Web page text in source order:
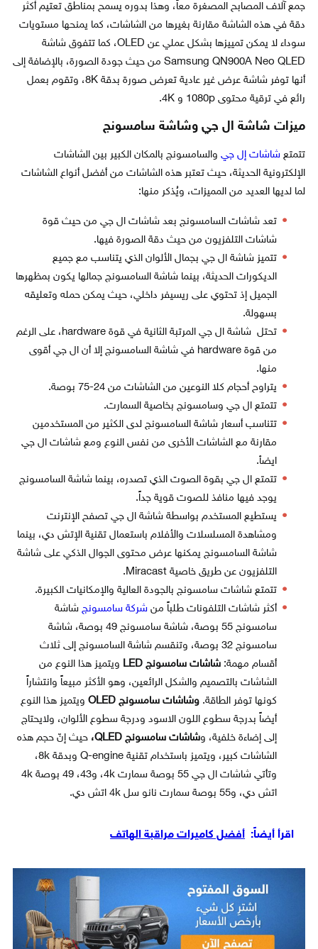
جمع آلاف المصابح المصغرة معاً، وهذا بدوره يسمح بمناطق تعتيم أكثر
دقة في هذه الشاشة مقارنة بغيرها من الشاشات، كما يمنحها مستويات
سوداء لا يمكن تمييزها بشكل عملي عن OLED، كما تتفوق شاشة
Samsung QN900A Neo QLED من حيث جودة الصورة، بالإضافة إلى
أنها توفر شاشة عرض غير عادية تعرض صورة بدقة 8K، وتقوم بعمل
رائع في ترقية محتوى 1080p و 4K.
ميزات شاشة ال جي وشاشة سامسونج
تتمتع شاشات إل جيوالسامسونج بالمكان الكبير بين الشاشات
الإلكترونية الحديثة، حيث تعتبر هذه الشاشات من أفضل أنواع الشاشات
لما لديها العديد من المميزات، ويُذكر منها:
تعد شاشات السامسونج بعد شاشات ال جي من حيث قوة
شاشات التلفزيون من حيث دقة الصورة فيها.
تتميز شاشة ال جي بجمال الألوان الذي يتناسب مع جميع
الديكورات الحديثة، بينما شاشة السامسونج جمالها يكون بمظهرها
الجميل إذ تحتوي على ريسيفر داخلي، حيث يمكن حمله وتعليقه
بسهولة.
تحتل شاشة ال جي المرتبة الثانية في قوة hardware، على الرغم
من قوة hardware في شاشة السامسونج إلا أن ال جي أقوى
منها.
يتراوح أحجام كلا النوعين من الشاشات من 24-75 بوصة.
تتمتع ال جي وسامسونج بخاصية السمارت.
تتناسب أسعار شاشة السامسونج لدى الكثير من المستخدمين
مقارنة مع الشاشات الأخرى من نفس النوع ومع شاشات ال جي
ايضٱ.
تتمتع ال جي بقوة الصوت الذي تصدره، بينما شاشة السامسونج
يوجد فيها منافذ للصوت قوية جداً.
يستطيع المستخدم بواسطة شاشة ال جي تصفح الإنترنت
ومشاهدة المسلسلات والأفلام باستعمال تقنية الإتش دي، بينما
شاشة السامسونج يمكنها عرض محتوى الجوال الذكي على شاشة
التلفزيون عن طريق خاصية Miracast.
تتمتع شاشات سامسونج بالجودة العالية والإمكانيات الكبيرة.
أكثر شاشات التلفونات طلباً من شركة سامسونجشاشة
سامسونج 55 بوصة، شاشة سامسونج 49 بوصة، شاشة
سامسونج 32 بوصة، وتنقسم شاشة السامسونج إلى ثلاث
أقسام مهمة: شاشات سامسونج LED
ويتميز هذا النوع من
الشاشات بالتصميم والشكل الرائعين، وهو الأكثر مبيعاً وانتشاراً
كونها توفر الطاقة. وشاشات سامسونج OLED
ويتميز هذا النوع
أيضاً بدرجة سطوع اللون الاسود ودرجة سطوع الألوان، ولايحتاج
إلى إضاءة خلفية، وشاشات سامسونج QLED،
حيث إنّ حجم هذه
الشاشات كبير، ويتميز باستخدام تقنية Q-engine وبدقة 8k،
وتأتي شاشات ال جي 55 بوصة سمارت 4k، و43، 49 بوصة 4k
اتش دي، و55 بوصة سمارت نانو سل 4k اتش دي.
اقرأ أيضاً: أفضل كاميرات مراقبة الهاتف